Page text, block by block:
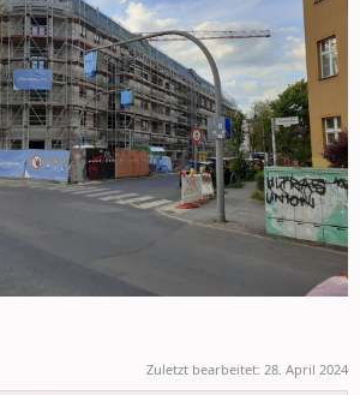
Zuletzt bearbeitet: 28. April 2024